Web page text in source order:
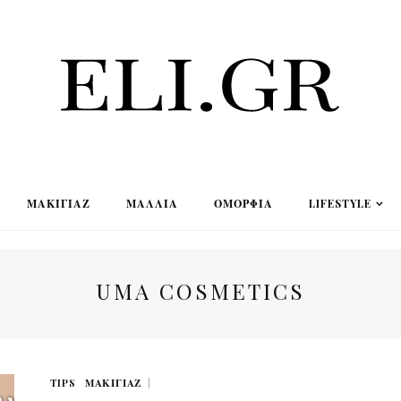
ΜΑΚΙΓΙΆΖ ΜΑΛΛΙΆ ΟΜΟΡΦΙΆ LIFESTYLE
UMA COSMETICS
TIPS ΜΑΚΙΓΙΆΖ